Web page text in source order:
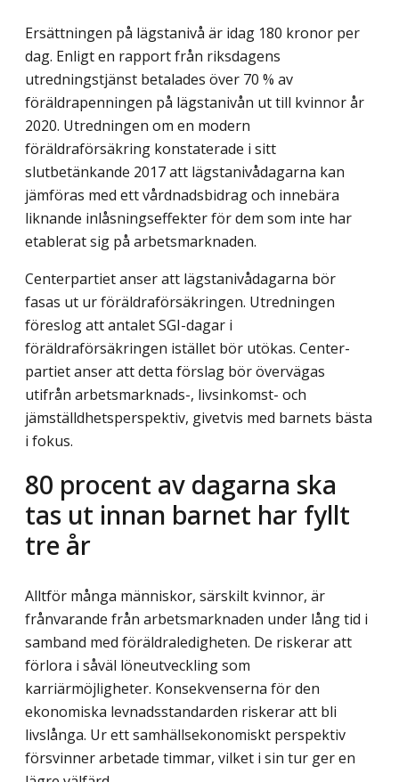
Ersättningen på lägstanivå är idag 180 kronor per
dag. Enligt en rapport från riksdagens
utredningstjänst betalades över 70 % av
föräldrapenningen på lägstanivån ut till kvinnor år
2020. Utredningen om en modern
föräldraförsäkring konstaterade i sitt
slutbetänkande 2017 att lägstanivådagarna kan
jämföras med ett vårdnadsbidrag och innebära
liknande inlåsningseffekter för dem som inte har
etablerat sig på arbetsmarknaden.
Centerpartiet anser att lägstanivådagarna bör
fasas ut ur föräldraförsäkringen. Utred­ningen
föreslog att antalet SGI-dagar i
föräldraförsäkringen istället bör utökas. Center­
partiet anser att detta förslag bör övervägas
utifrån arbetsmarknads-, livsinkomst- och
jämställdhetsperspektiv, givetvis med barnets bästa
i fokus.
80 procent av dagarna ska
tas ut innan barnet har fyllt
tre år
Alltför många människor, särskilt kvinnor, är
frånvarande från arbetsmarknaden under lång tid i
samband med föräldraledigheten. De riskerar att
förlora i såväl löneutveckling som
karriärmöjligheter. Konsekvenserna för den
ekonomiska levnadsstandarden riskerar att bli
livslånga. Ur ett samhällsekonomiskt perspektiv
försvinner arbetade timmar, vilket i sin tur ger en